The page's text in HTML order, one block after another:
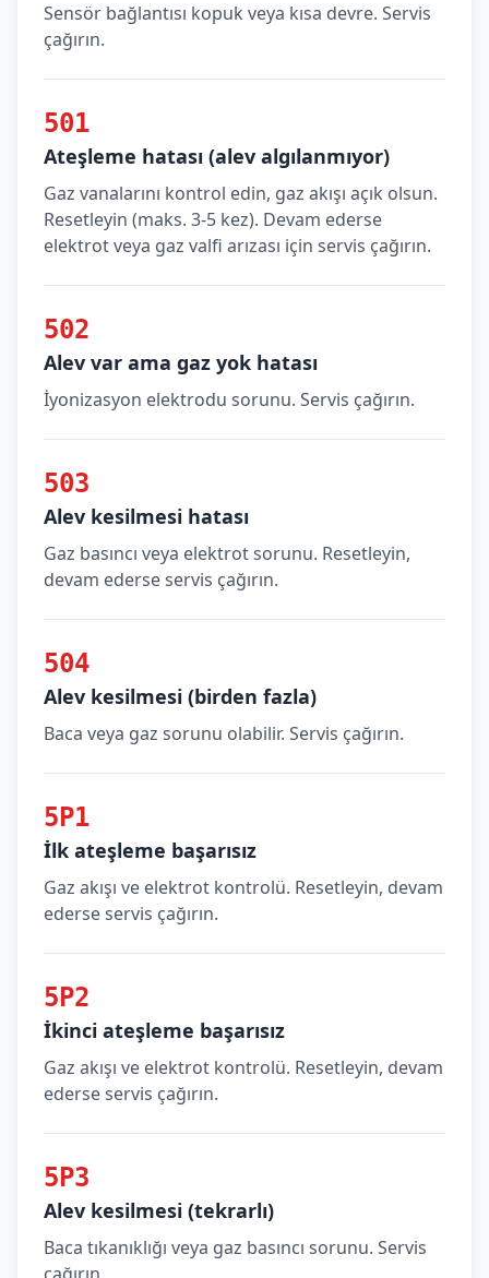
Sensör bağlantısı kopuk veya kısa devre. Servis
çağırın.
501
Ateşleme hatası (alev algılanmıyor)
Gaz vanalarını kontrol edin, gaz akışı açık olsun.
Resetleyin (maks. 3-5 kez). Devam ederse
elektrot veya gaz valfi arızası için servis çağırın.
502
Alev var ama gaz yok hatası
İyonizasyon elektrodu sorunu. Servis çağırın.
503
Alev kesilmesi hatası
Gaz basıncı veya elektrot sorunu. Resetleyin,
devam ederse servis çağırın.
504
Alev kesilmesi (birden fazla)
Baca veya gaz sorunu olabilir. Servis çağırın.
5P1
İlk ateşleme başarısız
Gaz akışı ve elektrot kontrolü. Resetleyin, devam
ederse servis çağırın.
5P2
İkinci ateşleme başarısız
Gaz akışı ve elektrot kontrolü. Resetleyin, devam
ederse servis çağırın.
5P3
Alev kesilmesi (tekrarlı)
Baca tıkanıklığı veya gaz basıncı sorunu. Servis